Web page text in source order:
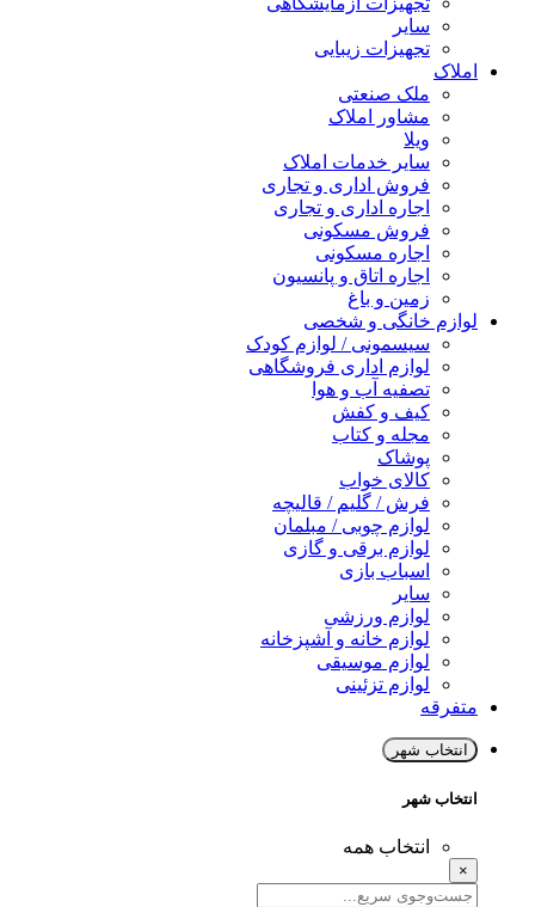
سایر
تجهیزات زیبایی
املاک
ملک صنعتی
مشاور املاک
ویلا
سایر خدمات املاک
فروش اداری و تجاری
اجاره اداری و تجاری
فروش مسکونی
اجاره مسکونی
اجاره اتاق و پانسیون
زمین و باغ
لوازم خانگی و شخصی
سیسمونی / لوازم کودک
لوازم اداری فروشگاهی
تصفیه آب و هوا
کیف و کفش
مجله و کتاب
پوشاک
کالای خواب
فرش / گلیم / قالیچه
لوازم چوبی / مبلمان
لوازم برقی و گازی
اسباب بازی
سایر
لوازم ورزشی
لوازم خانه و آشپزخانه
لوازم موسیقی
لوازم تزئینی
متفرقه
انتخاب شهر
انتخاب شهر
انتخاب همه
×